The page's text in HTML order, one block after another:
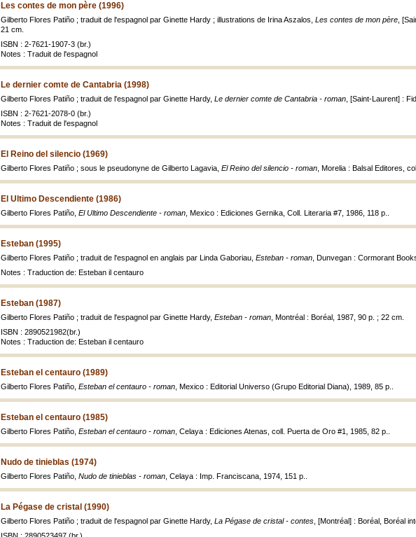
Les contes de mon père (1996)
Gilberto Flores Patiño ; traduit de l'espagnol par Ginette Hardy ; illustrations de Irina Aszalos, Les contes de mon père ,
21 cm.
ISBN : 2-7621-1907-3 (br.)
Notes : Traduit de l'espagnol
Le dernier comte de Cantabria (1998)
Gilberto Flores Patiño ; traduit de l'espagnol par Ginette Hardy, Le dernier comte de Cantabria - roman , [Saint-Laurent] :
ISBN : 2-7621-2078-0 (br.)
Notes : Traduit de l'espagnol
El Reino del silencio (1969)
Gilberto Flores Patiño ; sous le pseudonyne de Gilberto Lagavia, El Reino del silencio - roman , Morelia : Balsal Editores,
El Ultimo Descendiente (1986)
Gilberto Flores Patiño, El Ultimo Descendiente - roman , Mexico : Ediciones Gernika, Coll. Literaria #7, 1986, 118 p..
Esteban (1995)
Gilberto Flores Patiño ; traduit de l'espagnol en anglais par Linda Gaboriau, Esteban - roman , Dunvegan : Cormorant
Notes : Traduction de: Esteban il centauro
Esteban (1987)
Gilberto Flores Patiño ; traduit de l'espagnol par Ginette Hardy, Esteban - roman , Montréal : Boréal, 1987, 90 p. ; 22 cm.
ISBN : 2890521982(br.)
Notes : Traduction de: Esteban il centauro
Esteban el centauro (1989)
Gilberto Flores Patiño, Esteban el centauro - roman , Mexico : Editorial Universo (Grupo Editorial Diana), 1989, 85 p..
Esteban el centauro (1985)
Gilberto Flores Patiño, Esteban el centauro - roman , Celaya : Ediciones Atenas, coll. Puerta de Oro #1, 1985, 82 p..
Nudo de tinieblas (1974)
Gilberto Flores Patiño, Nudo de tinieblas - roman , Celaya : Imp. Franciscana, 1974, 151 p..
La Pégase de cristal (1990)
Gilberto Flores Patiño ; traduit de l'espagnol par Ginette Hardy, La Pégase de cristal - contes , [Montréal] : Boréal, Boréal